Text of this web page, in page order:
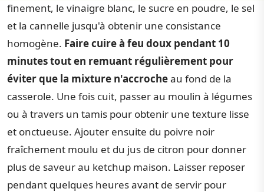
finement, le vinaigre blanc, le sucre en poudre, le sel
et la cannelle jusqu'à obtenir une consistance
homogène. Faire cuire à feu doux pendant 10
minutes tout en remuant régulièrement pour
éviter que la mixture n'accrocheau fond de la
casserole. Une fois cuit, passer au moulin à légumes
ou à travers un tamis pour obtenir une texture lisse
et onctueuse. Ajouter ensuite du poivre noir
fraîchement moulu et du jus de citron pour donner
plus de saveur au ketchup maison. Laisser reposer
pendant quelques heures avant de servir pour